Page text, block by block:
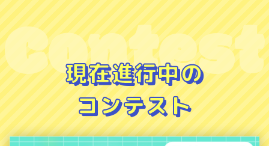
Contest
現在進行中の
コンテスト